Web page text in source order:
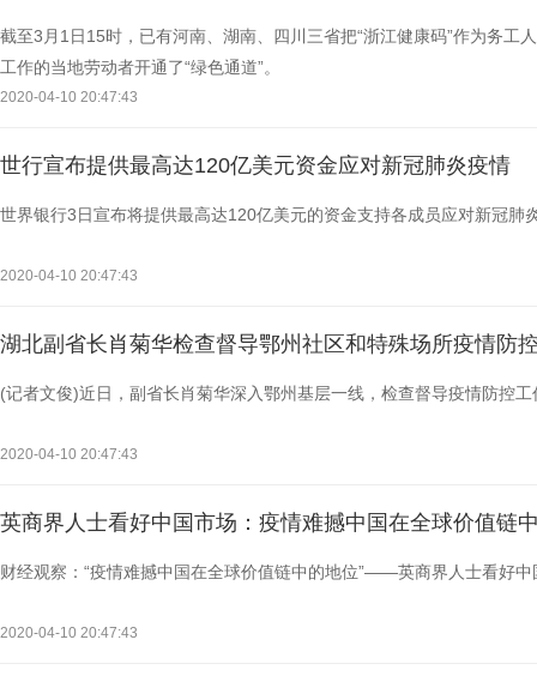
截至3月1日15时，已有河南、湖南、四川三省把“浙江健康码”作为务工
工作的当地劳动者开通了“绿色通道”。
2020-04-10 20:47:43
世行宣布提供最高达120亿美元资金应对新冠肺炎疫情
世界银行3日宣布将提供最高达120亿美元的资金支持各成员应对新冠肺
2020-04-10 20:47:43
湖北副省长肖菊华检查督导鄂州社区和特殊场所疫情防
(记者文俊)近日，副省长肖菊华深入鄂州基层一线，检查督导疫情防控工
2020-04-10 20:47:43
英商界人士看好中国市场：疫情难撼中国在全球价值链
财经观察：“疫情难撼中国在全球价值链中的地位”——英商界人士看好中
2020-04-10 20:47:43